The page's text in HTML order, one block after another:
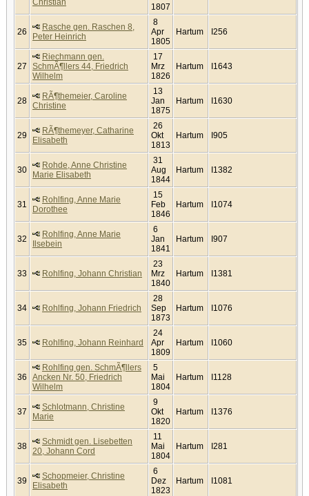
Christian
1807
26
Rasche gen. Raschen 8,
Peter Heinrich
8
Apr
1805
Hartum I256
27
Riechmann gen.
SchmÃ¶llers 44, Friedrich
Wilhelm
17
Mrz
1826
Hartum I1643
28
RÃ¶themeier, Caroline
Christine
13
Jan
1875
Hartum I1630
29
RÃ¶themeyer, Catharine
Elisabeth
26
Okt
1813
Hartum I905
30
Rohde, Anne Christine
Marie Elisabeth
31
Aug
1844
Hartum I1382
31
Rohlfing, Anne Marie
Dorothee
15
Feb
1846
Hartum I1074
32
Rohlfing, Anne Marie
Ilsebein
6
Jan
1841
Hartum I907
33 Rohlfing, Johann Christian
23
Mrz
1840
Hartum I1381
34 Rohlfing, Johann Friedrich
28
Sep
1873
Hartum I1076
35 Rohlfing, Johann Reinhard
24
Apr
1809
Hartum I1060
36
Rohlfing gen. SchmÃ¶llers
Ancken Nr. 50, Friedrich
Wilhelm
5
Mai
1804
Hartum I1128
37
Schlotmann, Christine
Marie
9
Okt
1820
Hartum I1376
38
Schmidt gen. Lisebetten
20, Johann Cord
11
Mai
1804
Hartum I281
39
Schopmeier, Christine
Elisabeth
6
Dez
1823
Hartum I1081